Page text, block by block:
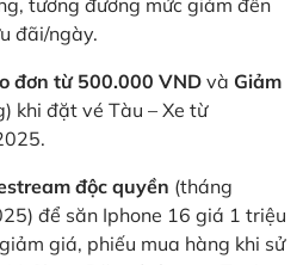
đãi/ngày.
đơn từ 500.000 VND và Giảm
khi đặt vé Tàu – Xe từ
độc quyền (tháng
để săn Iphone 16 giá 1 triệu
giá, phiếu mua hàng khi sử